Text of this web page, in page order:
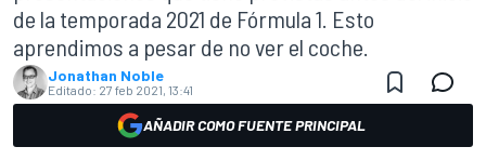
de la temporada 2021 de Fórmula 1. Esto
aprendimos a pesar de no ver el coche.
Jonathan Noble
Editado: 27 feb 2021, 13:41
AÑADIR COMO FUENTE PRINCIPAL